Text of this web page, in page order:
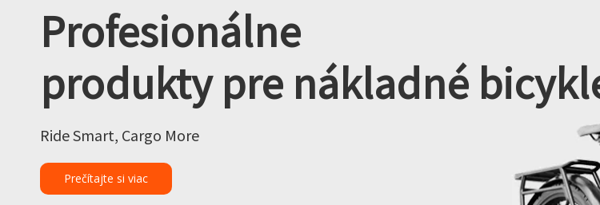
Profesionálne
produkty pre nákladné
Ride Smart, Cargo More
Prečítajte si viac